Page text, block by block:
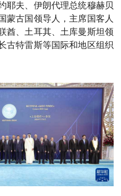
耶夫、伊朗代理总统穆赫贝
蒙古国领导人，主席国客人
酋、土耳其、土库曼斯坦领
古特雷斯等国际和地区组织